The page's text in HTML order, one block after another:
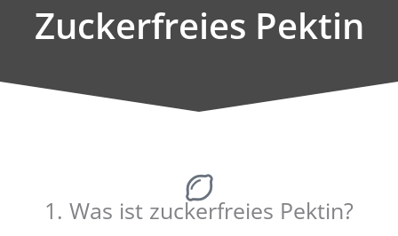
Zuckerfreies Pektin
1. Was ist zuckerfreies Pektin?